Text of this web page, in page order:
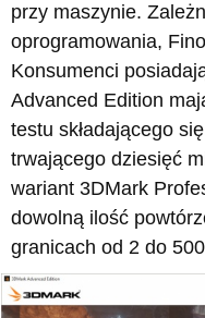
przy maszynie.
oprogramowania,
Konsumenci
Advanced Edition
testu składającego
trwającego dziesięć
wariant 3DMark
dowolną ilość
granicach od 2 do